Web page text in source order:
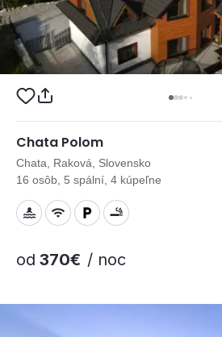
Chata Polom
Chata, Raková, Slovensko
16 osôb, 5 spální, 4 kúpeľne
od 370€ / noc